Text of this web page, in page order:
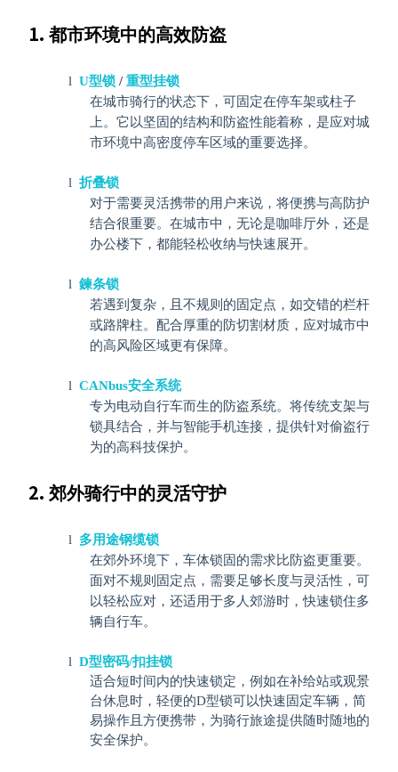
都市环境中的高效防盗
l U型锁/重型挂锁
在城市骑行的状态下，可固定在停车架或柱子
上。它以坚固的结构和防盗性能着称，是应对城
市环境中高密度停车区域的重要选择。
l 折叠锁
对于需要灵活携带的用户来说，将便携与高防护
结合很重要。在城市中，无论是咖啡厅外，还是
办公楼下，都能轻松收纳与快速展开。
l 鍊条锁
若遇到复杂，且不规则的固定点，如交错的栏杆
或路牌柱。配合厚重的防切割材质，应对城市中
的高风险区域更有保障。
l CANbus安全系统
专为电动自行车而生的防盗系统。将传统支架与
锁具结合，并与智能手机连接，提供针对偷盗行
为的高科技保护。
郊外骑行中的灵活守护
l
多用途钢缆锁
在郊外环境下，车体锁固的需求比防盗更重要。
面对不规则固定点，需要足够长度与灵活性，可
以轻松应对，还适用于多人郊游时，快速锁住多
辆自行车。
l D型密码/扣挂锁
适合短时间内的快速锁定，例如在补给站或观景
台休息时，轻便的D型锁可以快速固定车辆，简
易操作且方便携带，为骑行旅途提供随时随地的
安全保护。